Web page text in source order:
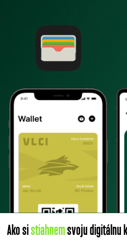
Ako sistiahnemsvoju digitálnu